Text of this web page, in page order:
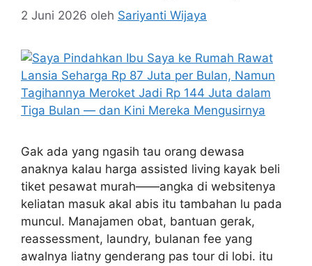
2 Juni 2026 oleh Sariyanti Wijaya
Gak ada yang ngasih tau orang dewasa
anaknya kalau harga assisted living kayak beli
tiket pesawat murah——angka di websitenya
keliatan masuk akal abis itu tambahan lu pada
muncul. Manajamen obat, bantuan gerak,
reassessment, laundry, bulanan fee yang
awalnya liatny genderang pas tour di lobi. itu